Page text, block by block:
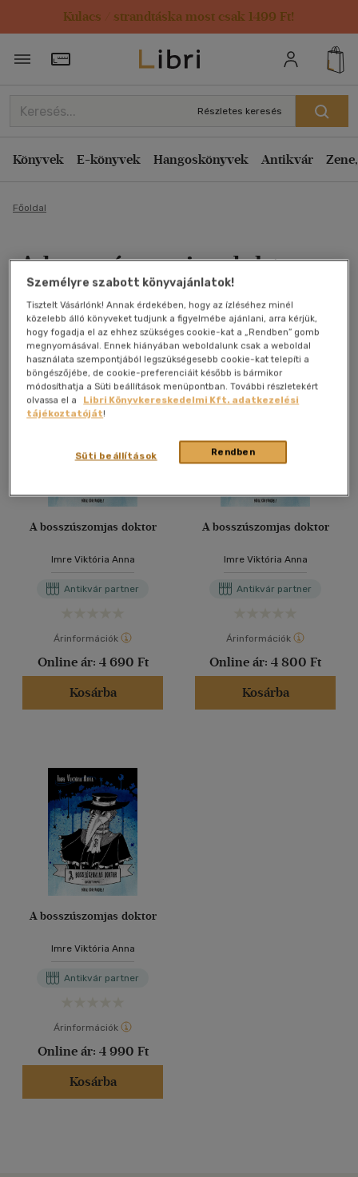
Kulacs / strandtáska most csak 1499 Ft!
Törzsvásárlói Kártya adatai
Részletes keresés
Könyvek E-könyvek Hangoskönyvek Antikvár
Főoldal
A bosszúszomjas doktor
Antikvár könyv (3db)
A bosszúszomjas doktor
Imre Viktória Anna
Antikvár partner
Árinformációk
Online ár: 4 690 Ft
Kosárba
A bosszúszomjas doktor
Imre Viktória Anna
Antikvár partner
Árinformációk
Online ár: 4 800 Ft
Kosárba
A bosszúszomjas doktor
Imre Viktória Anna
Antikvár partner
Árinformációk
Online ár: 4 990 Ft
Kosárba
Személyre szabott könyvajánlatok!
Tisztelt Vásárlónk! Annak érdekében, hogy az ízléséhez minél
közelebb álló könyveket tudjunk a figyelmébe ajánlani, arra kérjük,
hogy fogadja el az ehhez szükséges cookie-kat a „Rendben” gomb
megnyomásával. Ennek hiányában weboldalunk csak a weboldal
használata szempontjából legszükségesebb cookie-kat telepíti a
böngészőjébe, de cookie-preferenciáit később is bármikor
módosíthatja a Süti beállítások menüpontban. További részletekért
olvassa el a
Libri Könyvkereskedelmi Kft. adatkezelési
tájékoztatóját!
Rendben
Süti beállítások